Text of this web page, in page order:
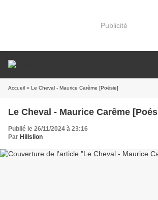
Publicité
Accueil » Le Cheval - Maurice Carême [Poésie]
Le Cheval - Maurice Carême
Publié le 26/11/2024 à 23:16
Par Hillslion